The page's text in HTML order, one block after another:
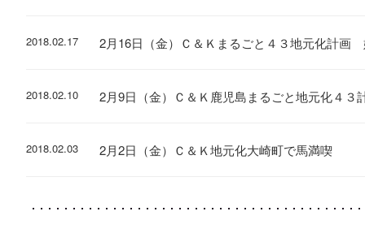
2018.02.17 2月16日（金）Ｃ＆Ｋまるごと４３地元化計画
2018.02.10 2月9日（金）Ｃ＆Ｋ鹿児島まるごと地元化４３
2018.02.03 2月2日（金）Ｃ＆Ｋ地元化大崎町で馬満喫